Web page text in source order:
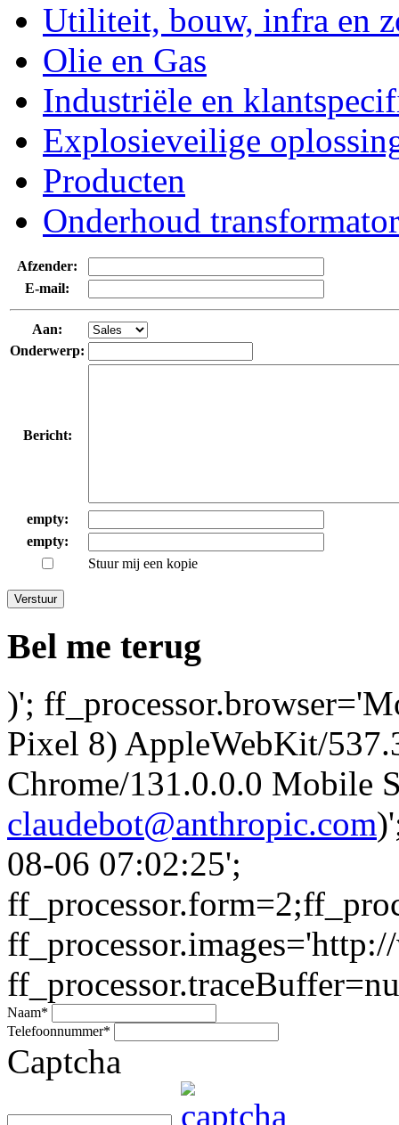
Utiliteit, bouw, infra en
Olie en Gas
Industriële en
Explosieveilige
Producten
Onderhoud
Afzender:
E-mail:
Aan:
Onderwerp:
Bericht:
empty:
empty:
Stuur mij een kopie
Verstuur
Bel me terug
)';
Pixel 8) AppleWebKit/
Chrome/131.0.0.0 Mobile
claudebot@anthropic.com
08-06 07:02:25';
Naam*
Telefoonnummer*
Captcha